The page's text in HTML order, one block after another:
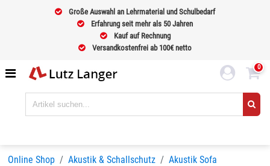
Große Auswahl an Lehrmaterial und Schulbedarf
Erfahrung seit mehr als 50 Jahren
Kauf auf Rechnung
Versandkostenfrei ab 100€ netto
0
Online Shop Akustik & Schallschutz Akustik Sofa